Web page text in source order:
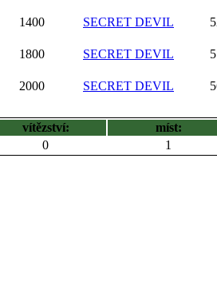
1400 SECRET DEVIL
1800 SECRET DEVIL
2000 SECRET DEVIL
vítězství:
míst:
0 1